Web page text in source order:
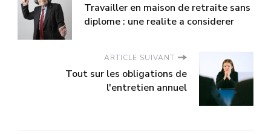
Travailler en maison de retraite sans
diplome : une realite a considerer
ARTICLE SUIVANT
Tout sur les obligations de
l'entretien annuel